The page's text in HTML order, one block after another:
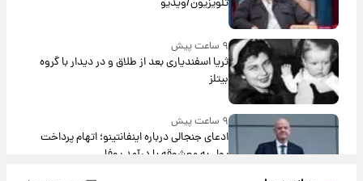
تلویزیون/ویدیو
۹ ساعت پیش
ثریا اسفندیاری بعد از طلاق و در دیدار با گروه
بیتلز
۹ ساعت پیش
ادعای جنجالی درباره اینفانتینو؛ اتهام پرداخت
پول به معشوقه با درآمد یوفا